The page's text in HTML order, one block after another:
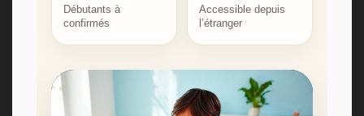
Débutants à
confirmés
Accessible depuis
l’étranger